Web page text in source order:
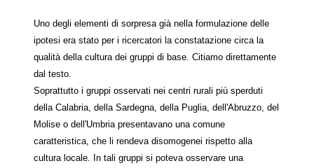
Uno degli elementi di sorpresa già nella formulazione delle
ipotesi era stato per i ricercatori la constatazione circa la
qualità della cultura dei gruppi di base. Citiamo direttamente
dal testo.
Soprattutto i gruppi osservati nei centri rurali più sperduti
della Calabria, della Sardegna, della Puglia, dell'Abruzzo, del
Molise o dell'Umbria presentavano una comune
caratteristica, che li rendeva disomogenei rispetto alla
cultura locale. In tali gruppi si poteva osservare una